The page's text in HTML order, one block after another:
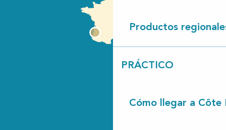
Productos
PRÁCTICO
Cómo llegar a Côte